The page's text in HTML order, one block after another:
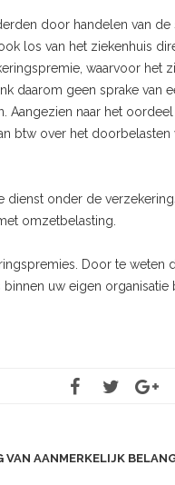
door handelen van de
los van het ziekenhuis
waarvoor het
daarom geen sprake van
Aangezien naar het
btw over het doorbelasten
onder de
omzetbelasting.
Door te weten
uw eigen organisatie
VAN AANMERKELIJK